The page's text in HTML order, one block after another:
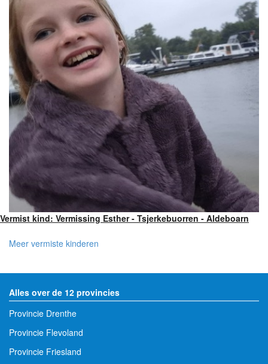
Vermist kind: Vermissing Esther - Tsjerkebuorren - Aldeboarn
Meer vermiste kinderen
Alles over de 12 provincies
Provincie Drenthe
Provincie Flevoland
Provincie Friesland